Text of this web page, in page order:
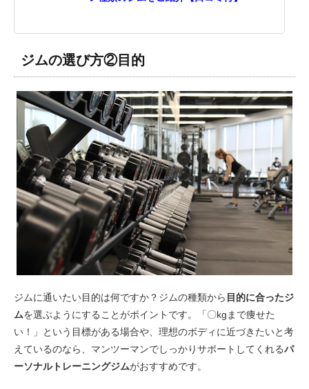
ジムの選び方②目的
ジムに通いたい目的は何ですか？ジムの種類から 目的に合ったジ
ムを選ぶようにすることがポイントです。「〇kgまで痩せた
い！」という目標がある場合や、理想のボディに近づきたいと考
えているのなら、マンツーマンでしっかりサポートしてくれるパ
ーソナルトレーニングジムがおすすめです。